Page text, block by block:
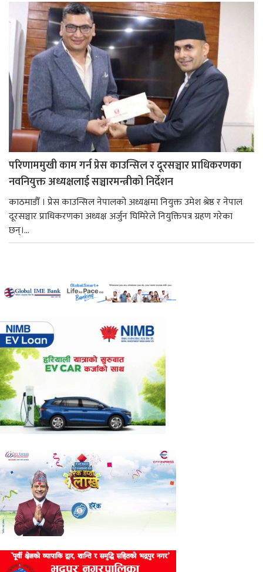
परिणाममुखी काम गर्न प्रेस काउन्सिल र दूरसञ्चार प्राधिकरणका
नवनियुक्त अध्यक्षलाई सञ्चारमन्त्रीको निर्देशन
काठमाडौँ । प्रेस काउन्सिल नेपालको अध्यक्षमा नियुक्त उमेश श्रेष्ठ र नेपाल
दूरसञ्चार प्राधिकरणका अध्यक्ष अर्जुन घिमिरेले नियुक्तिपत्र ग्रहण गरेका
छन्।...